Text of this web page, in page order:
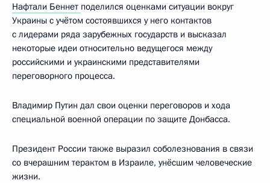
Нафтали Беннет поделился оценками ситуации вокруг
Украины с учётом состоявшихся у него контактов
с лидерами ряда зарубежных государств и высказал
некоторые идеи относительно ведущегося между
российскими и украинскими представителями
переговорного процесса.
Владимир Путин дал свои оценки переговоров и хода
специальной военной операции по защите Донбасса.
Президент России также выразил соболезнования в связи
со вчерашним терактом в Израиле, унёсшим человеческие
жизни.